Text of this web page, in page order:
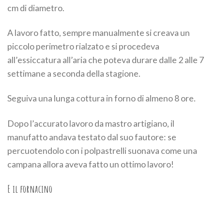
cm di diametro.
A lavoro fatto, sempre manualmente si creava un
piccolo perimetro rialzato e si procedeva
all’essiccatura all’aria che poteva durare dalle 2 alle 7
settimane a seconda della stagione.
Seguiva una lunga cottura in forno di almeno 8 ore.
Dopo l’accurato lavoro da mastro artigiano, il
manufatto andava testato dal suo fautore: se
percuotendolo con i polpastrelli suonava come una
campana allora aveva fatto un ottimo lavoro!
E il fornacino